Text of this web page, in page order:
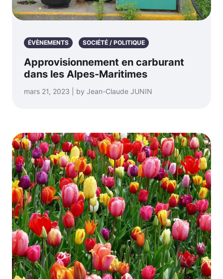
ÉVÈNEMENTS SOCIÉTÉ / POLITIQUE
Approvisionnement en carburant
dans les Alpes-Maritimes
mars 21, 2023 | by Jean-Claude JUNIN